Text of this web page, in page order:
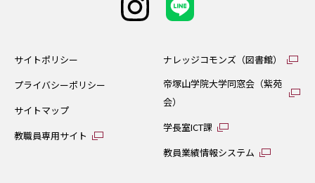
サイトポリシー
プライバシーポリシー
サイトマップ
教職員専用サイト
ナレッジコモンズ（図書館）
帝塚山学院大学同窓会（紫苑
会）
学長室ICT課
教員業績情報システム